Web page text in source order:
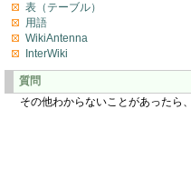
表（テーブル）
用語
WikiAntenna
InterWiki
質問
その他わからないことがあったら、